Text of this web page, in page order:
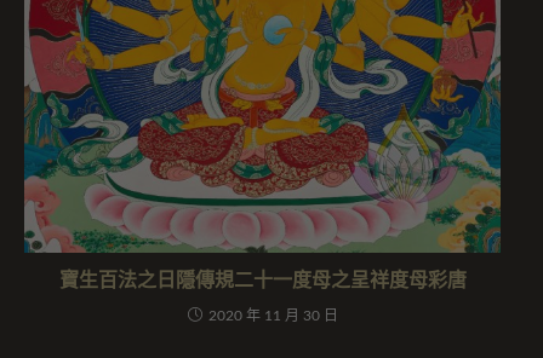
寶生百法之日隱傳規二十一度母之呈祥度母彩唐
2020 年 11 月 30 日